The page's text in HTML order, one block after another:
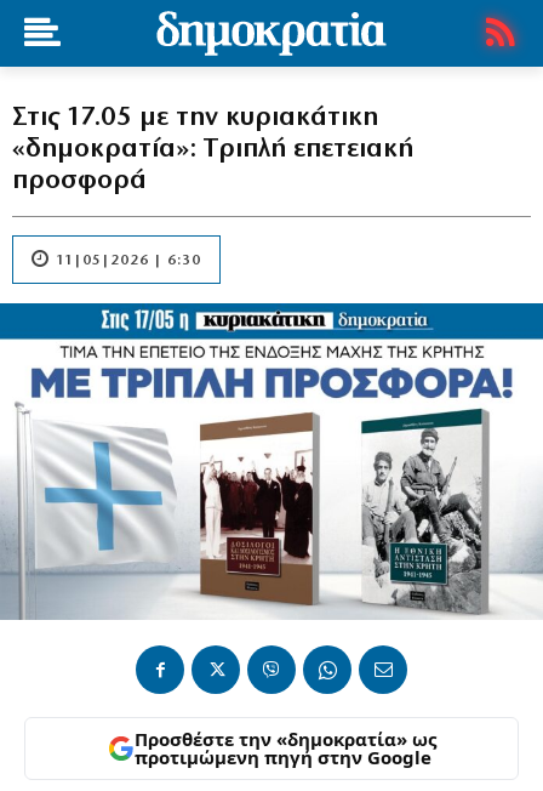
Στις 17.05 με την κυριακάτικη
«δημοκρατία»: Tριπλή επετειακή
προσφορά
11|05|2026 | 6:30
Προσθέστε την «δημοκρατία» ως
προτιμώμενη πηγή στην Google